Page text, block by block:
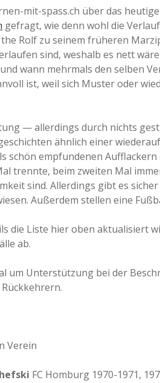
mit-spass.ch über das
gefragt, wie denn wohl die
Rolf zu seinem früheren
sind, weshalb es nett
wann mehrmals den selben
ist, weil sich Muster oder
— allerdings durch nichts
ähnlich einer
schön empfundenen
trennte, beim zweiten Mal
sind. Allerdings gibt es
Außerdem stellen eine
die Liste hier oben aktualisiert
ab.
um Unterstützung bei der
Verein
FC Homburg 1970-1971,